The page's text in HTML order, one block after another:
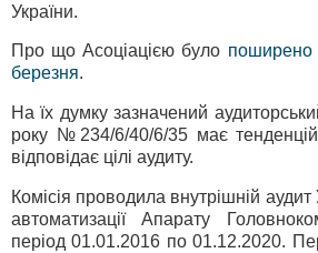
України.
Про що Асоціацією було поширено
березня.
На їх думку зазначений
року №234/6/40/6/35 має
відповідає цілі аудиту.
Комісія проводила внутрішній
автоматизації Апарату
період 01.01.2016 по 01.12.2020.